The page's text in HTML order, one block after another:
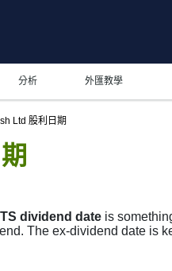
分析 外匯教學
Ltd 股利日期
dividend date is
The ex-dividend date is